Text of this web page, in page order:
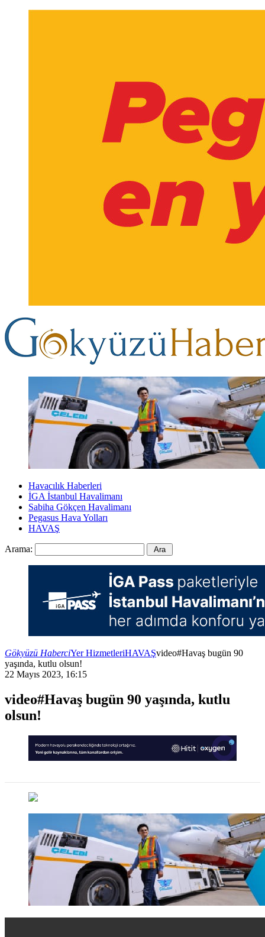
Havacılık Haberleri
İGA İstanbul Havalimanı
Sabiha Gökçen Havalimanı
Pegasus Hava Yolları
HAVAŞ
Arama:
Gökyüzü HaberciYer HizmetleriHAVAŞvideo#Havaş bugün 90
yaşında, kutlu olsun!
22 Mayıs 2023, 16:15
video#Havaş bugün 90 yaşında, kutlu
olsun!